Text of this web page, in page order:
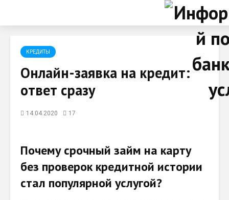
КРЕДИТЫ
Онлайн-заявка на кредит:
ответ сразу
14.04.2020 17
Почему срочный займ на карту
без проверок кредитной истории
стал популярной услугой?